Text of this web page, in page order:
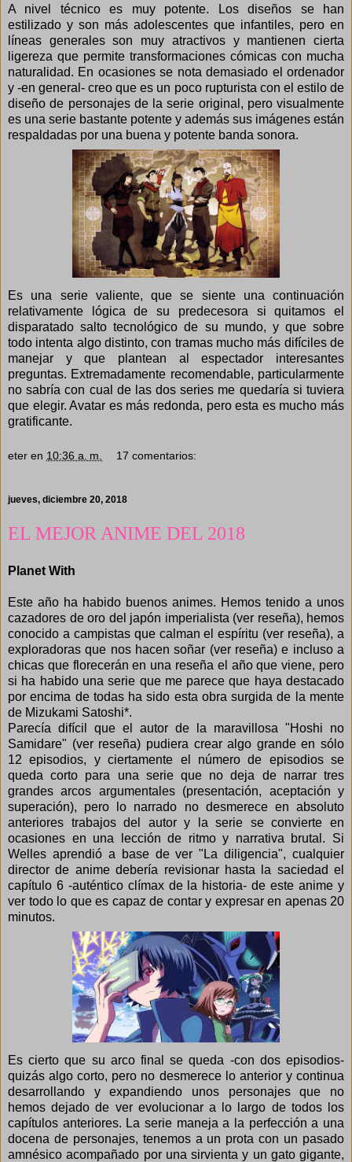
A nivel técnico es muy potente. Los diseños se han
estilizado y son más adolescentes que infantiles, pero en
líneas generales son muy atractivos y mantienen cierta
ligereza que permite transformaciones cómicas con mucha
naturalidad. En ocasiones se nota demasiado el ordenador
y -en general- creo que es un poco rupturista con el estilo de
diseño de personajes de la serie original, pero visualmente
es una serie bastante potente y además sus imágenes están
respaldadas por una buena y potente banda sonora.
Es una serie valiente, que se siente una continuación
relativamente lógica de su predecesora si quitamos el
disparatado salto tecnológico de su mundo, y que sobre
todo intenta algo distinto, con tramas mucho más difíciles de
manejar y que plantean al espectador interesantes
preguntas. Extremadamente recomendable, particularmente
no sabría con cual de las dos series me quedaría si tuviera
que elegir. Avatar es más redonda, pero esta es mucho más
gratificante.
eter en 10:36 a. m. 17 comentarios:
jueves, diciembre 20, 2018
EL MEJOR ANIME DEL 2018
Planet With
Este año ha habido buenos animes. Hemos tenido a unos
cazadores de oro del japón imperialista (ver reseña), hemos
conocido a campistas que calman el espíritu (ver reseña), a
exploradoras que nos hacen soñar (ver reseña) e incluso a
chicas que florecerán en una reseña el año que viene, pero
si ha habido una serie que me parece que haya destacado
por encima de todas ha sido esta obra surgida de la mente
de Mizukami Satoshi*.
Parecía difícil que el autor de la maravillosa "Hoshi no
Samidare" (ver reseña) pudiera crear algo grande en sólo
12 episodios, y ciertamente el número de episodios se
queda corto para una serie que no deja de narrar tres
grandes arcos argumentales (presentación, aceptación y
superación), pero lo narrado no desmerece en absoluto
anteriores trabajos del autor y la serie se convierte en
ocasiones en una lección de ritmo y narrativa brutal. Si
Welles aprendió a base de ver "La diligencia", cualquier
director de anime debería revisionar hasta la saciedad el
capítulo 6 -auténtico clímax de la historia- de este anime y
ver todo lo que es capaz de contar y expresar en apenas 20
minutos.
Es cierto que su arco final se queda -con dos episodios-
quizás algo corto, pero no desmerece lo anterior y continua
desarrollando y expandiendo unos personajes que no
hemos dejado de ver evolucionar a lo largo de todos los
capítulos anteriores. La serie maneja a la perfección a una
docena de personajes, tenemos a un prota con un pasado
amnésico acompañado por una sirvienta y un gato gigante,